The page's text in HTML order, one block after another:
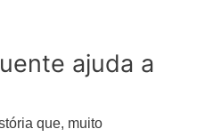
ajuda a
que, muito